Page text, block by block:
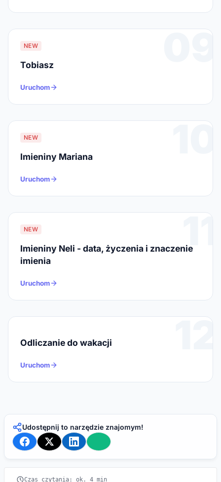
09
NEW
Tobiasz
Uruchom
10
NEW
Imieniny Mariana
Uruchom
11
NEW
Imieniny Neli - data, życzenia i znaczenie
imienia
Uruchom
12
Odliczanie do wakacji
Uruchom
Udostępnij to narzędzie znajomym!
Czas czytania: ok. 4 min